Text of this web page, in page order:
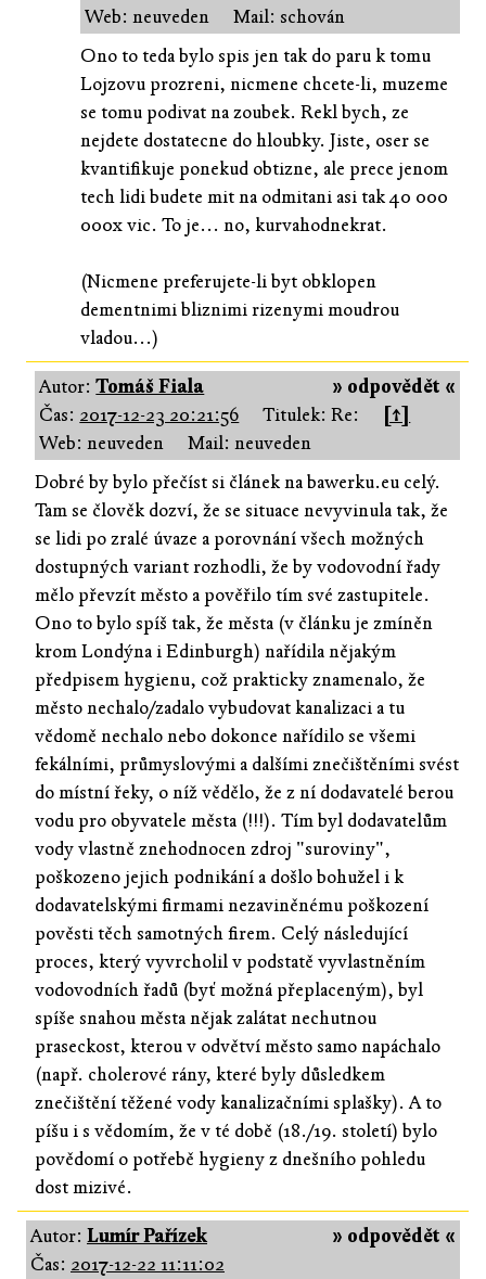
Web: neuveden
Mail: schován
Ono to teda bylo spis jen tak do paru k tomu
Lojzovu prozreni, nicmene chcete-li, muzeme
se tomu podivat na zoubek. Rekl bych, ze
nejdete dostatecne do hloubky. Jiste, oser se
kvantifikuje ponekud obtizne, ale prece jenom
tech lidi budete mit na odmitani asi tak 40 000
000x vic. To je... no, kurvahodnekrat.
(Nicmene preferujete-li byt obklopen
dementnimi bliznimi rizenymi moudrou
vladou...)
» odpovědět «
Autor:Tomáš Fiala
Čas: 2017-12-23 20:21:56 Titulek: Re:
[↑]
Web: neuveden
Mail: neuveden
Dobré by bylo přečíst si článek na bawerku.eu celý.
Tam se člověk dozví, že se situace nevyvinula tak, že
se lidi po zralé úvaze a porovnání všech možných
dostupných variant rozhodli, že by vodovodní řady
mělo převzít město a pověřilo tím své zastupitele.
Ono to bylo spíš tak, že města (v článku je zmíněn
krom Londýna i Edinburgh) nařídila nějakým
předpisem hygienu, což prakticky znamenalo, že
město nechalo/zadalo vybudovat kanalizaci a tu
vědomě nechalo nebo dokonce nařídilo se všemi
fekálními, průmyslovými a dalšími znečištěními svést
do místní řeky, o níž vědělo, že z ní dodavatelé berou
vodu pro obyvatele města (!!!). Tím byl dodavatelům
vody vlastně znehodnocen zdroj "suroviny",
poškozeno jejich podnikání a došlo bohužel i k
dodavatelskými firmami nezaviněnému poškození
pověsti těch samotných firem. Celý následující
proces, který vyvrcholil v podstatě vyvlastněním
vodovodních řadů (byť možná přeplaceným), byl
spíše snahou města nějak zalátat nechutnou
praseckost, kterou v odvětví město samo napáchalo
(např. cholerové rány, které byly důsledkem
znečištění těžené vody kanalizačními splašky). A to
píšu i s vědomím, že v té době (18./19. století) bylo
povědomí o potřebě hygieny z dnešního pohledu
dost mizivé.
» odpovědět «
Autor: Lumír Pařízek
Čas: 2017-12-22 11:11:02